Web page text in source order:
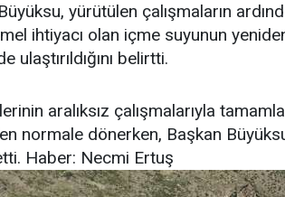
yürütülen çalışmaların
ihtiyacı olan içme suyunun
ulaştırıldığını belirtti.
aralıksız çalışmalarıyla
normale dönerken, Başkan
Haber: Necmi Ertuş